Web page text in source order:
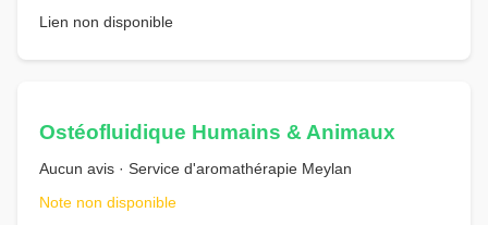
Lien non disponible
Ostéofluidique Humains & Animaux
Aucun avis · Service d'aromathérapie Meylan
Note non disponible